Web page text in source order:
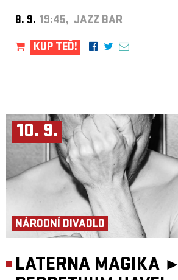
8. 9. 19:45, JAZZ BAR
KUP TEĎ!
10. 9.
NÁRODNÍ DIVADLO
LATERNA MAGIKA ►